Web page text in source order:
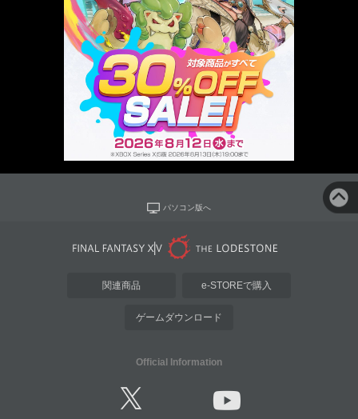
パソコン版へ
関連商品 e-STOREで購入
ゲームダウンロード
Official Information